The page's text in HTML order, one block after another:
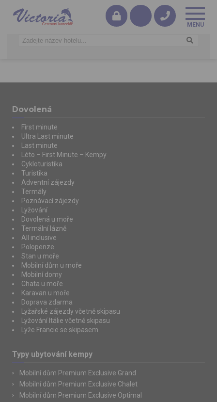
Dovolená
First minute
Ultra Last minute
Last minute
Léto – First Minute – Kempy
Cykloturistika
Turistika
Adventní zájezdy
Termály
Poznávací zájezdy
Lyžování
Dovolená u moře
Termální lázně
All inclusive
Polopenze
Stan u moře
Mobilní dům u moře
Mobilní domy
Chata u moře
Karavan u moře
Doprava zdarma
Lyžařské zájezdy včetně skipasu
Lyžování Itálie včetně skipasu
Lyže Francie se skipasem
Typy ubytování kempy
Mobilní dům Premium Exclusive Grand
Mobilní dům Premium Exclusive Chalet
Mobilní dům Premium Exclusive Optimal